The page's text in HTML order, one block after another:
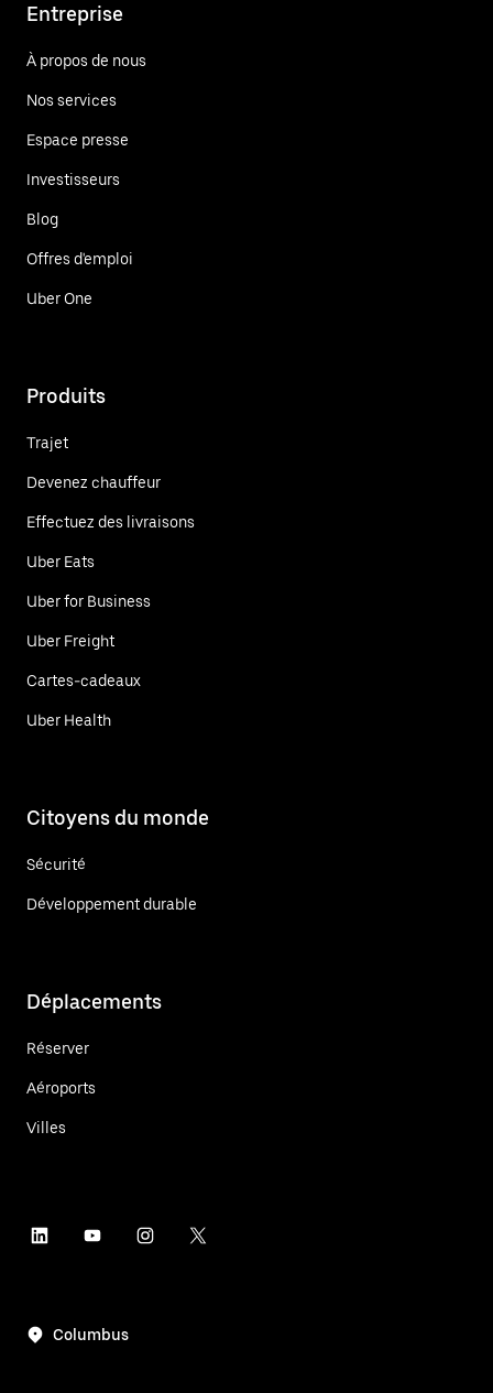
Entreprise
À propos de nous
Nos services
Espace presse
Investisseurs
Blog
Offres d'emploi
Uber One
Produits
Trajet
Devenez chauffeur
Effectuez des livraisons
Uber Eats
Uber for Business
Uber Freight
Cartes-cadeaux
Uber Health
Citoyens du monde
Sécurité
Développement durable
Déplacements
Réserver
Aéroports
Villes
Columbus